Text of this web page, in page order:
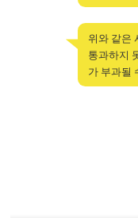
위와 같은
통과하지
가 부과될